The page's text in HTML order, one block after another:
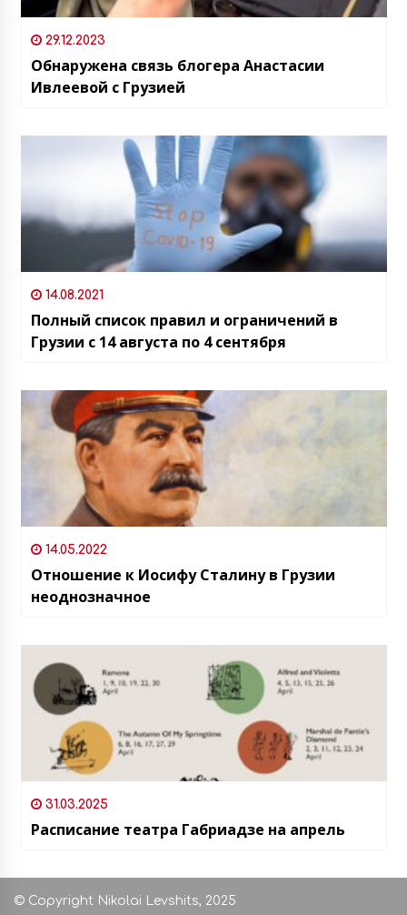
29.12.2023
Обнаружена связь блогера Анастасии
Ивлеевой с Грузией
14.08.2021
Полный список правил и ограничений в
Грузии с 14 августа по 4 сентября
14.05.2022
Отношение к Иосифу Сталину в Грузии
неоднозначное
31.03.2025
Расписание театра Габриадзе на апрель
© Copyright Nikolai Levshits, 2025